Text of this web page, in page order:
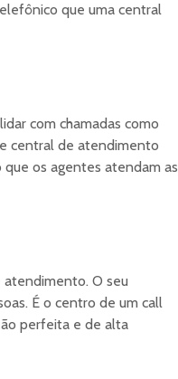
que uma central
com chamadas como
central de atendimento
os agentes atendam as
O seu
É o centro de um call
perfeita e de alta